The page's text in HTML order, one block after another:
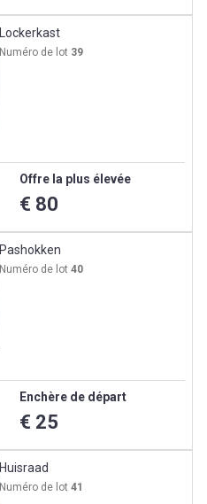
Lockerkast
Numéro de lot 39
Offre la plus élevée
€ 80
Pashokken
Numéro de lot40
Enchère de départ
€ 25
Huisraad
Numéro de lot41